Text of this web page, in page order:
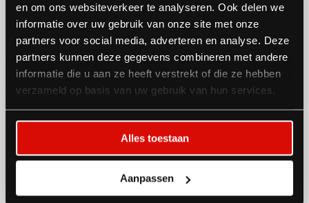
en om ons websiteverkeer te analyseren. Ook delen we
informatie over uw gebruik van onze site met onze
partners voor social media, adverteren en analyse. Deze
partners kunnen deze gegevens combineren met andere
informatie die u aan ze heeft verstrekt of die ze hebben
verzameld op basis van uw gebruik van hun services.
Alles toestaan
Aanpassen